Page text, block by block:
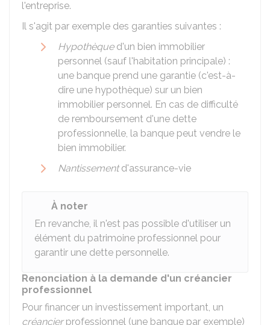
l'entreprise.
Il s'agit par exemple des garanties suivantes :
Hypothèqued'un bien immobilier
personnel (sauf l'habitation principale) :
une banque prend une garantie (c'est-à-
dire une hypothèque) sur un bien
immobilier personnel. En cas de difficulté
de remboursement d'une dette
professionnelle, la banque peut vendre le
bien immobilier.
Nantissementd'assurance-vie
À noter
En revanche, il n'est pas possible d'utiliser un
élément du patrimoine professionnel pour
garantir une dette personnelle.
Renonciation à la demande d'un créancier
professionnel
Pour financer un investissement important, un
créancierprofessionnel (une banque par exemple)